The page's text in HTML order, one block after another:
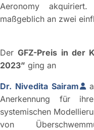
Aeronomy
maßgeblich an zwei
DerGFZ-Preis in der
2023” ging an
Dr. Nivedita Sairam
Anerkennung für
systemischen
von